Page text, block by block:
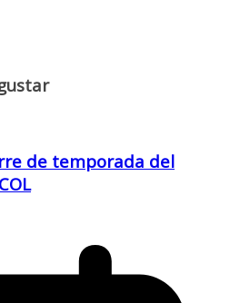
de temporada del